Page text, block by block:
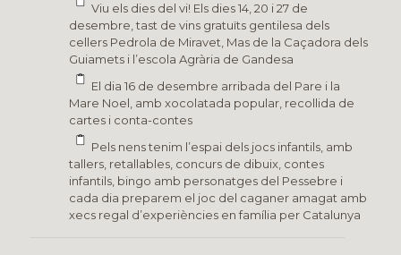
Viu els dies del vi! Els dies 14, 20 i 27 de
desembre, tast de vins gratuïts gentilesa dels
cellers Pedrola de Miravet, Mas de la Caçadora dels
Guiamets i l’escola Agrària de Gandesa
El dia 16 de desembre arribada del Pare i la
Mare Noel, amb xocolatada popular, recollida de
cartes i conta-contes
Pels nens tenim l’espai dels jocs infantils, amb
tallers, retallables, concurs de dibuix, contes
infantils, bingo amb personatges del Pessebre i
cada dia preparem el joc del caganer amagat amb
xecs regal d’experiències en família per Catalunya